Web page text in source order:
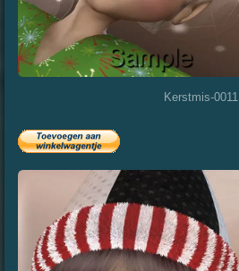
Kerstmis-0011